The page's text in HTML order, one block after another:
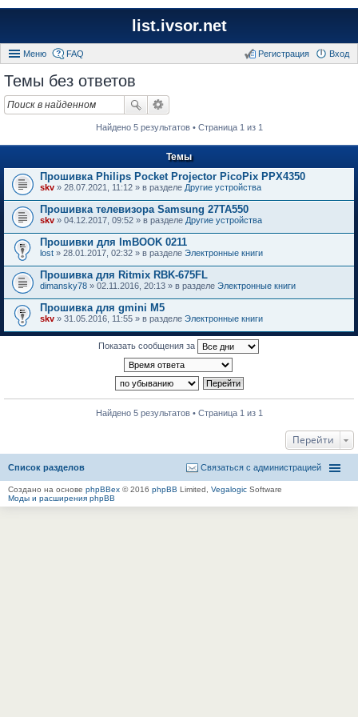
list.ivsor.net
Меню FAQ Вход
Регистрация
Темы без ответов
Найдено 5 результатов • Страница 1 из 1
Темы
Прошивка Philips Pocket Projector PicoPix PPX4350
skv » 28.07.2021, 11:12 » в разделе Другие устройства
Прошивка телевизора Samsung 27TA550
skv » 04.12.2017, 09:52 » в разделе Другие устройства
Прошивки для ImBOOK 0211
lost » 28.01.2017, 02:32 » в разделе Электронные книги
Прошивка для Ritmix RBK-675FL
dimansky78 » 02.11.2016, 20:13 » в разделе Электронные книги
Прошивка для gmini M5
skv » 31.05.2016, 11:55 » в разделе Электронные книги
Показать сообщения за
Найдено 5 результатов • Страница 1 из 1
Перейти
Список разделов Связаться с администрацией
Создано на основе phpBBex © 2016 phpBB Limited, Vegalogic Software
Моды и расширения phpBB